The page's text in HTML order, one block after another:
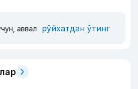
аввал рўйхатдан ўтинг